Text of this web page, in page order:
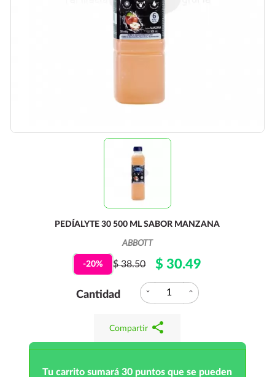
PEDÍALYTE 30 500 ML SABOR MANZANA
ABBOTT
-20% $ 38.50 $ 30.49
Cantidad expand_more expand_less
Compartir share
Tu carrito sumará 30 puntos que se pueden